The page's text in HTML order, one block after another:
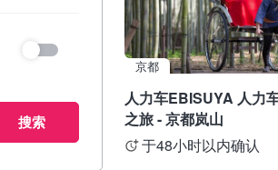
搜索
京都
人力车EBISUYA 人力
之旅 - 京都岚山
于48小时以内确认